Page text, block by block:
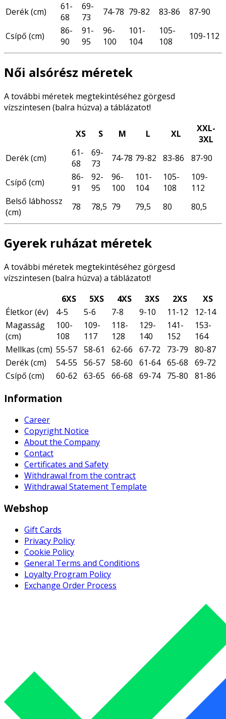
Derék (cm)
61-
68
69-
73
74-78 79-82 83-86 87-90
Csípő (cm)
86-
90
91-
95
96-
100
101-
104
105-
108
109-112
Női alsórész méretek
A további méretek megtekintéséhez görgesd
vízszintesen (balra húzva) a táblázatot!
XS S M L XL
XXL-
3XL
Derék (cm)
61-
68
69-
73
74-78 79-82 83-86 87-90
Csípő (cm)
86-
91
92-
95
96-
100
101-
104
105-
108
109-
112
Belső lábhossz
(cm)
78 78,5 79 79,5 80 80,5
Gyerek ruházat méretek
A további méretek megtekintéséhez görgesd
vízszintesen (balra húzva) a táblázatot!
6XS
5XS 4XS 3XS 2XS
XS
Életkor (év)
4-5 5-6 7-8 9-10 11-12
12-14
Magasság
(cm)
100-
108
109-
117
118-
128
129-
140
141-
152
153-
164
Mellkas (cm) 55-57 58-61 62-66 67-72 73-79
80-87
Derék (cm)
54-55 56-57 58-60 61-64 65-68
69-72
Csípő (cm)
60-62 63-65 66-68 69-74 75-80 81-86
Information
Career
Copyright Notice
About the Company
Contact
Certificates and Safety
Withdrawal from the contract
Withdrawal Statement Template
Webshop
Gift Cards
Privacy Policy
Cookie Policy
General Terms and Conditions
Loyalty Program Policy
Exchange Order Process